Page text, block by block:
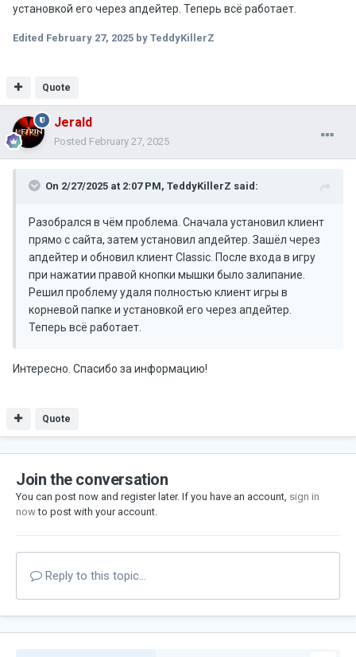
установкой его через апдейтер. Теперь всё работает.
Edited February 27, 2025 by TeddyKillerZ
Quote
Jerald
Posted February 27, 2025
On 2/27/2025 at 2:07 PM, TeddyKillerZ said:
Разобрался в чём проблема. Сначала установил клиент
прямо с сайта, затем установил апдейтер. Зашёл через
апдейтер и обновил клиент Classic. После входа в игру
при нажатии правой кнопки мышки было залипание.
Решил проблему удаля полностью клиент игры в
корневой папке и установкой его через апдейтер.
Теперь всё работает.
Интересно. Спасибо за информацию!
Quote
Join the conversation
You can post now and register later. If you have an account, sign in
nowto post with your account.
Reply to this topic...